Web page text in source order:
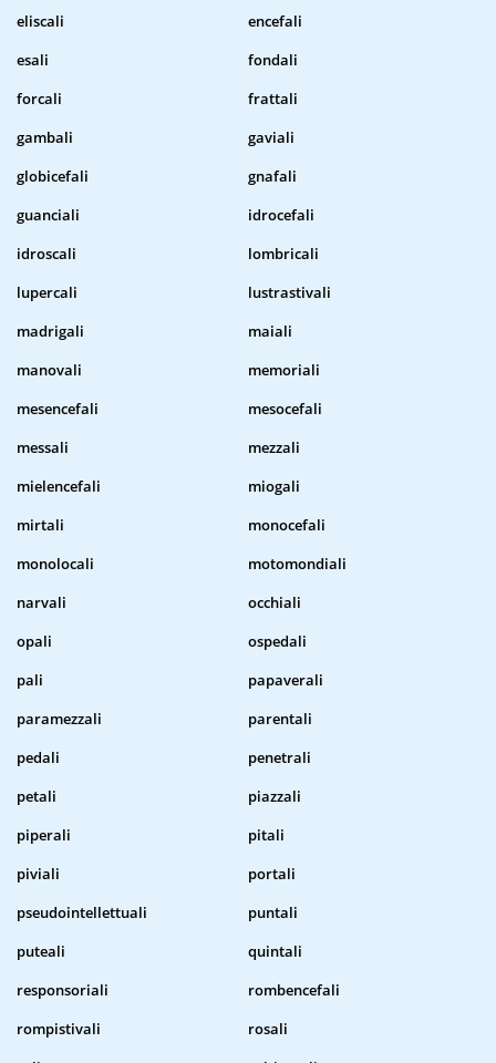
eliscali
encefali
esali
fondali
forcali
frattali
gambali
gaviali
globicefali
gnafali
guanciali
idrocefali
idroscali
lombricali
lupercali
lustrastivali
madrigali
maiali
manovali
memoriali
mesencefali
mesocefali
messali
mezzali
mielencefali
miogali
mirtali
monocefali
monolocali
motomondiali
narvali
occhiali
opali
ospedali
pali
papaverali
paramezzali
parentali
pedali
penetrali
petali
piazzali
piperali
pitali
piviali
portali
pseudointellettuali
puntali
puteali
quintali
responsoriali
rombencefali
rompistivali
rosali